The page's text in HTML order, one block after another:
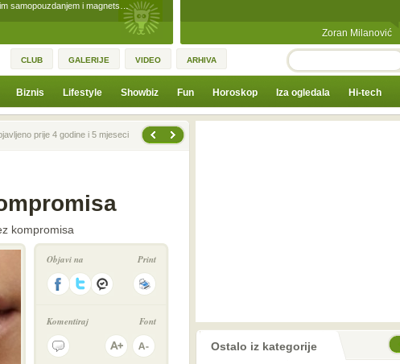
samopouzdanjem i magnets…
Zoran Milanović
CLUB GALERIJE VIDEO ARHIVA TRAŽI
Biznis Lifestyle Showbiz Fun Horoskop Iza ogledala Hi-tech
prije 4 godine i 5 mjeseci
kompromisa
Objavi na Print
Komentiraj Font
prethodno Ostalo iz kategorije